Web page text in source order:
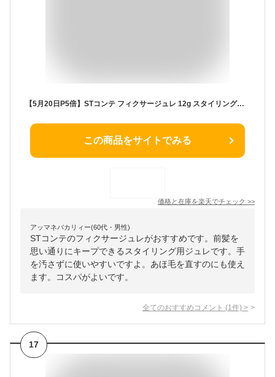
【5月20日P5倍】STコンテ フィクサージュレ 12g スタイリング料 スタイリング こなれヘア 前髪 あほ毛 アホ毛 ジュレ 抜け感 前髪キープ スタイリング用ジュレ 【▲】/STコンテフィクサージュレ
この商品をサイトでみる
価格と在庫を楽天でチェック >>
アッマネバカリィー(60代・男性)
STコンテのフィクサージュレがおすすめです。前髪を
思い通りにキープできるスタイリング用ジュレです。手
を汚さずに使いやすいですよ。あほ毛を直すのにも使え
ます。コスパがよいです。
全てのおすすめコメント (1 件) >
17